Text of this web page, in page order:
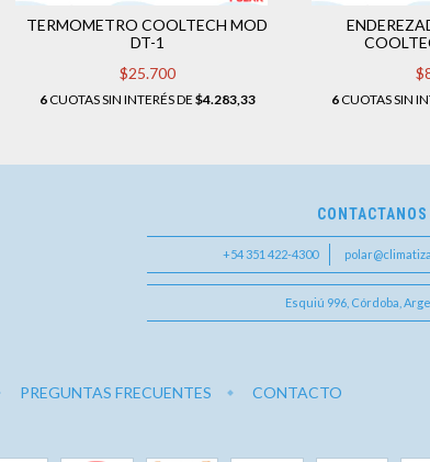
TERMOMETRO COOLTECH MOD
DT-1
$25.700
6CUOTAS SIN INTERÉS DE $4.283,33 6CUOTAS SIN
CONTACTANOS
+54 351 422-4300
Esquiú 996, Córdoba,
PREGUNTAS FRECUENTES CONTACTO